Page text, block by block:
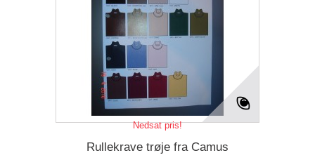
Nedsat pris!
Rullekrave trøje fra Camus